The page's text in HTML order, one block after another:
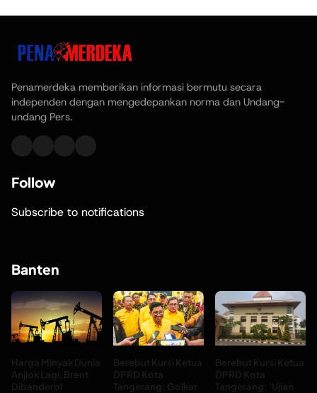
Penamerdeka memberikan informasi bermutu secara
independen dengan mengedepankan norma dan Undang-
undang Pers.
Follow
Subscribe to notifications
Banten
Harga Minyak Dunia
Anjlok Lagi, Brent
Dibanderol
Berebut Kursi Ketua
DPRD Kota
Tangerang: Golkar
Berebut Kursi Ketua
DPRD Kota
Tangerang: ‘Ujian